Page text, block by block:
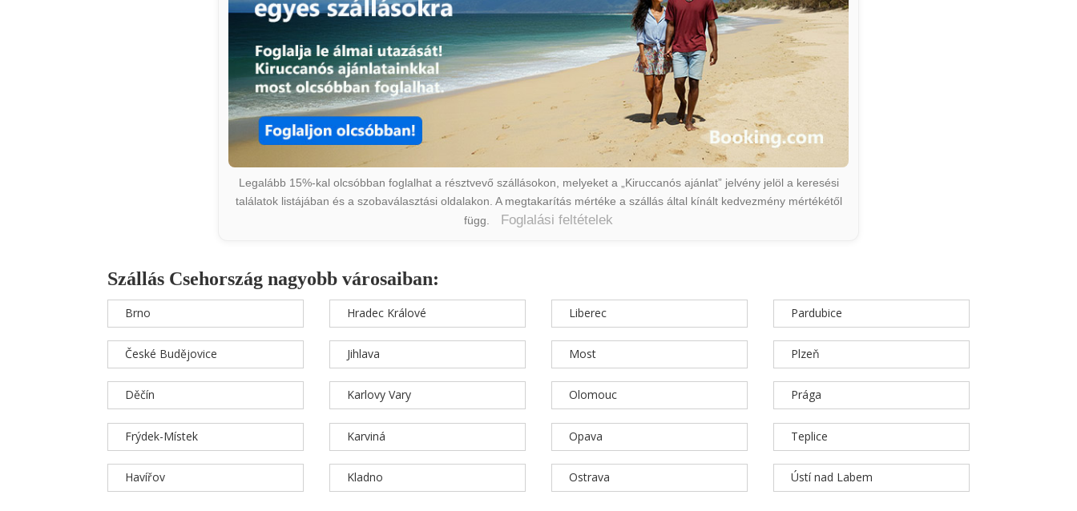
Legalább 15%-kal olcsóbban foglalhat a résztvevő szállásokon, melyeket a „Kiruccanós ajánlat” jelvény jelöl a keresési
találatok listájában és a szobaválasztási oldalakon. A megtakarítás mértéke a szállás által kínált kedvezmény mértékétől
függ.
Foglalási feltételek
Szállás Csehország nagyobb városaiban:
Brno
České Budějovice
Děčín
Frýdek-Místek
Havířov
Hradec Králové
Jihlava
Karlovy Vary
Karviná
Kladno
Liberec
Most
Olomouc
Opava
Ostrava
Pardubice
Plzeň
Prága
Teplice
Ústí nad Labem